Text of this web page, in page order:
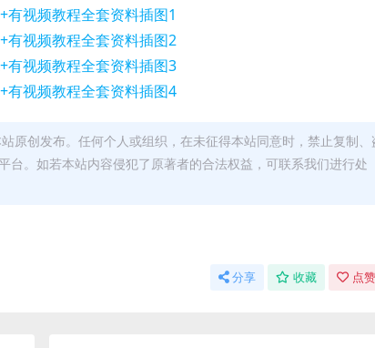
原创发布。任何个人或组织，在未征得本站同意时，禁止复制、
台。如若本站内容侵犯了原著者的合法权益，可联系我们进行处
分享 收藏 点